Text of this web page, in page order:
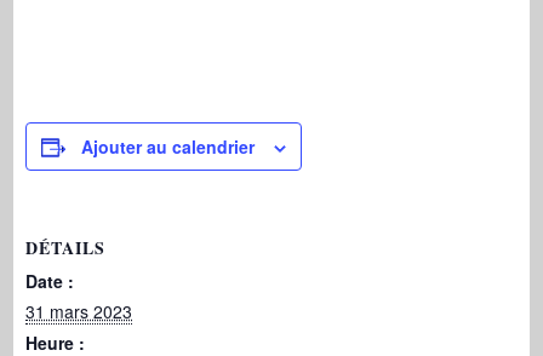
Ajouter au calendrier
DÉTAILS
Date :
31 mars 2023
Heure :